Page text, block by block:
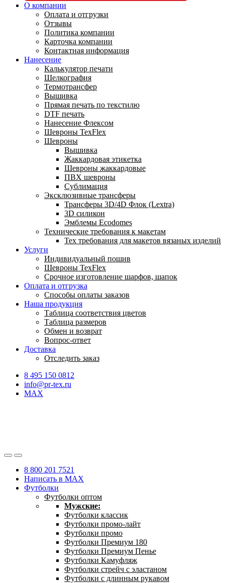
О компании
Оплата и отгрузки
Отзывы
Политика компании
Карточка компании
Контактная информация
Нанесение
Калькулятор печати
Шелкография
Термотрансфер
Вышивка
Прямая печать по текстилю
DTF печать
Нанесение Флексом
Шевроны TexFlex
Шевроны
Вышивка
Жаккардовая этикетка
Шевроны жаккардовые
ПВХ шевроны
Сублимация
Эксклюзивные трансферы
Трансферы 3D/4D Флок (Lextra)
3D силикон
Эмблемы Ecodomes
Технические требования к макетам
Тех требования для макетов вязаных изделий
Услуги
Индивидуальный пошив
Шевроны TexFlex
Срочное изготовление шарфов, шапок
Оплата и отгрузка
Способы оплаты заказов
Наша продукция
Таблица соответствия цветов
Таблица размеров
Обмен и возврат
Вопрос-ответ
Доставка
Отследить заказ
8 495 150 0812
info@pr-tex.ru
MAX
8 800 201 7521
Написать в MAX
Футболки
Футболки оптом
Мужские:
Футболки классик
Футболки промо-лайт
Футболки промо
Футболки Премиум 180
Футболки Премиум Пенье
Футболки Камуфляж
Футболки стрейч с эластаном
Футболки с длинным рукавом